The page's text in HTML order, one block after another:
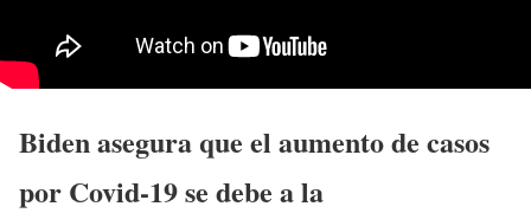
Biden asegura que el aumento de casos
por Covid-19 se debe a la